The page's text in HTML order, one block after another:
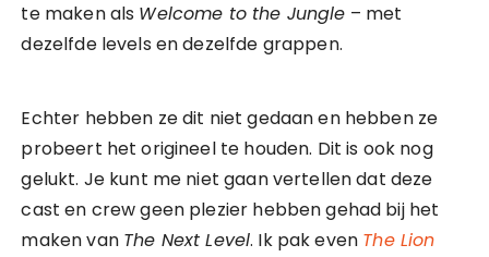
te maken als Welcome to the Jungle – met
dezelfde levels en dezelfde grappen.
Echter hebben ze dit niet gedaan en hebben ze
probeert het origineel te houden. Dit is ook nog
gelukt. Je kunt me niet gaan vertellen dat deze
cast en crew geen plezier hebben gehad bij het
maken van The Next Level. Ik pak even The Lion